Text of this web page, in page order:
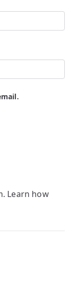
Learn how